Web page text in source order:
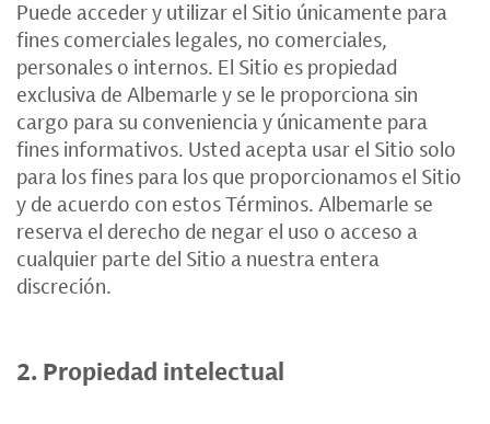
Puede acceder y utilizar el Sitio únicamente para
fines comerciales legales, no comerciales,
personales o internos. El Sitio es propiedad
exclusiva de Albemarle y se le proporciona sin
cargo para su conveniencia y únicamente para
fines informativos. Usted acepta usar el Sitio solo
para los fines para los que proporcionamos el Sitio
y de acuerdo con estos Términos. Albemarle se
reserva el derecho de negar el uso o acceso a
cualquier parte del Sitio a nuestra entera
discreción.
2. Propiedad intelectual